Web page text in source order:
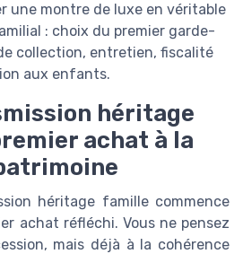
une montre de luxe en véritable
: choix du premier garde-
collection, entretien, fiscalité
aux enfants.
héritage
achat à la
héritage famille commence
achat réfléchi. Vous ne pensez
mais déjà à la cohérence